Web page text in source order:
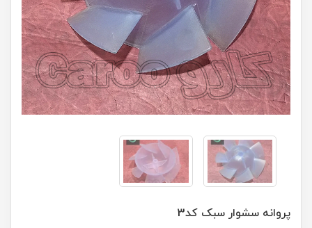
پروانه سشوار سبک کد3